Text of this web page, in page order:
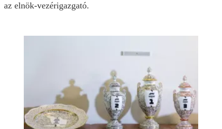
az elnök-vezérigazgató.